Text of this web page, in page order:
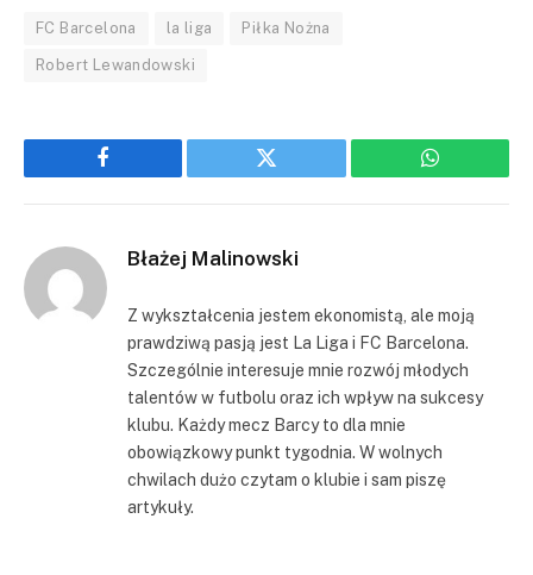
FC Barcelona la liga Piłka Nożna
Robert Lewandowski
Facebook Twitter WhatsApp
Błażej Malinowski
Z wykształcenia jestem ekonomistą, ale moją
prawdziwą pasją jest La Liga i FC Barcelona.
Szczególnie interesuje mnie rozwój młodych
talentów w futbolu oraz ich wpływ na sukcesy
klubu. Każdy mecz Barcy to dla mnie
obowiązkowy punkt tygodnia. W wolnych
chwilach dużo czytam o klubie i sam piszę
artykuły.